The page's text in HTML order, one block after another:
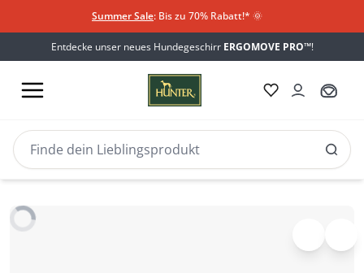
Summer Sale: Bis zu 70% Rabatt!* 🌞
Entdecke unser neues Hundegeschirr ERGOMOVE PRO™!